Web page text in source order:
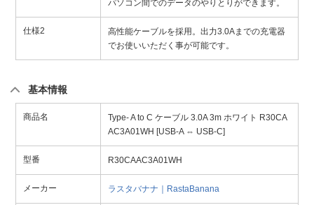
パソコン間でのデータのやりとりができます。
仕様2
高性能ケーブルを採用。出力3.0Aまでの充電器
でお使いいただく事が可能です。
基本情報
商品名
Type- A to C ケーブル 3.0A 3m ホワイト R30CA
AC3A01WH [USB-A ⇔ USB-C]
型番 R30CAAC3A01WH
メーカー ラスタバナナ｜RastaBanana